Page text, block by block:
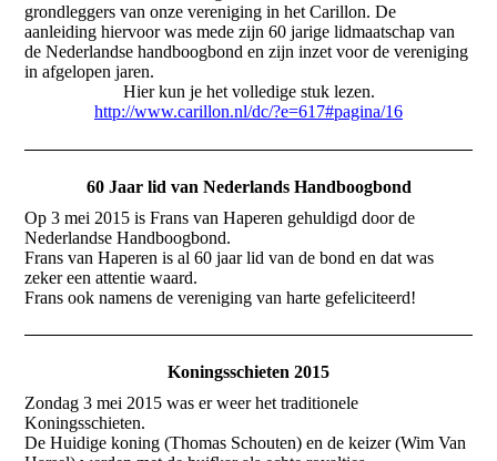
grondleggers van onze vereniging in het Carillon. De
aanleiding hiervoor was mede zijn 60 jarige lidmaatschap van
de Nederlandse handboogbond en zijn inzet voor de vereniging
in afgelopen jaren.
Hier kun je het volledige stuk lezen.
http://www.carillon.nl/dc/?e=617#pagina/16
60 Jaar lid van Nederlands Handboogbond
Op 3 mei 2015 is Frans van Haperen gehuldigd door de
Nederlandse Handboogbond.
Frans van Haperen is al 60 jaar lid van de bond en dat was
zeker een attentie waard.
Frans ook namens de vereniging van harte gefeliciteerd!
Koningsschieten 2015
Zondag 3 mei 2015 was er weer het traditionele
Koningsschieten.
De Huidige koning (Thomas Schouten) en de keizer (Wim Van